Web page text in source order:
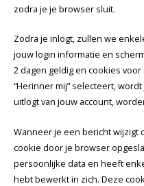
zodra je je browser sluit.
Zodra je inlogt, zullen we
jouw login informatie en
2 dagen geldig en cookies
“Herinner mij” selecteert,
uitlogt van jouw account,
Wanneer je een bericht wijzigt
cookie door je browser
persoonlijke data en heeft
hebt bewerkt in zich. Deze